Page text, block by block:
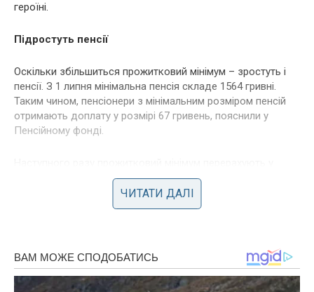
героїні.
Підростуть пенсії
Оскільки збільшиться прожитковий мінімум – зростуть і
пенсії. З 1 липня мінімальна пенсія складе 1564 гривні.
Таким чином, пенсіонери з мінімальним розміром пенсій
отримають доплату у розмірі 67 гривень, пояснили у
Пенсійному фонді.
грудні цього року, отже і пенсії та соцвиплати також тоді
ЧИТАТИ ДАЛІ